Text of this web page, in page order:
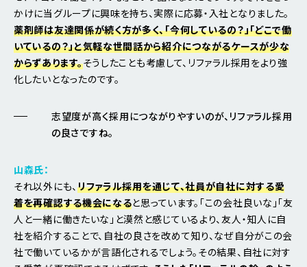
かけに当グループに興味を持ち、実際に応募・入社となりました。
薬剤師は友達関係が続く方が多く、「今何しているの？」「どこで働
いているの？」と気軽な世間話から紹介につながるケースが少な
からずあります。そうしたことも考慮して、リファラル採用をより強
化したいとなったのです。
志望度が高く採用につながりやすいのが、リファラル採用
の良さですね。
山森氏：
それ以外にも、リファラル採用を通じて、社員が自社に対する愛
着を再確認する機会になると思っています。「この会社良いな」「友
人と一緒に働きたいな」と漠然と感じているより、友人・知人に自
社を紹介することで、自社の良さを改めて知り、なぜ自分がこの会
社で働いているかが言語化されるでしょう。その結果、自社に対す